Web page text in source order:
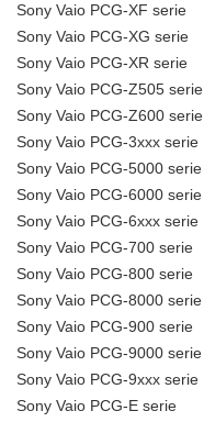
Sony Vaio PCG-XF serie
Sony Vaio PCG-XG serie
Sony Vaio PCG-XR serie
Sony Vaio PCG-Z505 serie
Sony Vaio PCG-Z600 serie
Sony Vaio PCG-3xxx serie
Sony Vaio PCG-5000 serie
Sony Vaio PCG-6000 serie
Sony Vaio PCG-6xxx serie
Sony Vaio PCG-700 serie
Sony Vaio PCG-800 serie
Sony Vaio PCG-8000 serie
Sony Vaio PCG-900 serie
Sony Vaio PCG-9000 serie
Sony Vaio PCG-9xxx serie
Sony Vaio PCG-E serie